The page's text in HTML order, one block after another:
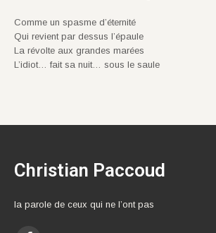
Comme un spasme d’éternité
Qui revient par dessus l’épaule
La révolte aux grandes marées
L’idiot… fait sa nuit… sous le saule
Christian Paccoud
la parole de ceux qui ne l’ont pas